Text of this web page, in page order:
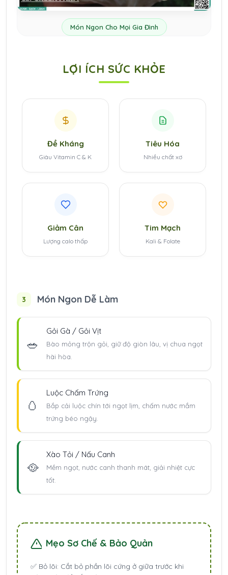
Món Ngon Cho Mọi Gia Đình
LỢI ÍCH SỨC KHỎE
Đề Kháng
Giàu Vitamin C & K
Tiêu Hóa
Nhiều chất xơ
Giảm Cân
Lượng calo thấp
Tim Mạch
Kali & Folate
3 Món Ngon Dễ Làm
🥗
Gỏi Gà / Gỏi Vịt
Bào mỏng trộn gỏi, giữ độ giòn lâu, vị chua ngọt
hài hòa.
🥚
Luộc Chấm Trứng
Bắp cải luộc chín tới ngọt lịm, chấm nước mắm
trứng béo ngậy.
🥘
Xào Tỏi / Nấu Canh
Mềm ngọt, nước canh thanh mát, giải nhiệt cực
tốt.
Mẹo Sơ Chế & Bảo Quản
✅ Bỏ lõi: Cắt bỏ phần lõi cứng ở giữa trước khi